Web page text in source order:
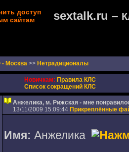
доступ
сайтам
sextalk.ru –
- Москва >> Нетрадиционалы
Новичкам: Правила КЛС
Список сокращений КЛС
Анжелика, м. Рижская - мне
13/11/2009 15:09:44 Прикреплённые
Имя: Анжелика